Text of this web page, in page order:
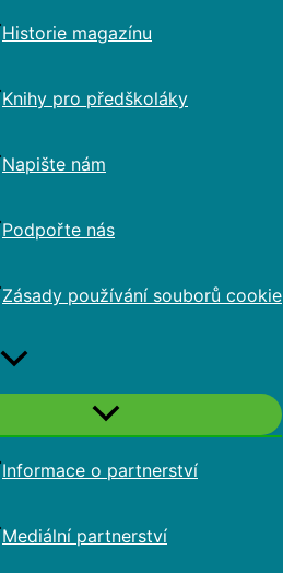
Historie magazínu
Knihy pro předškoláky
Napište nám
Podpořte nás
Zásady používání souborů cookie
Informace o partnerství
Mediální partnerství